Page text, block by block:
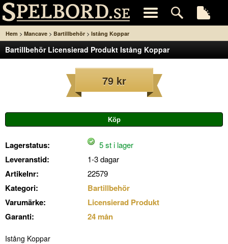
Hem > Mancave > Bartillbehör > Istång Koppar
Bartillbehör Licensierad Produkt Istång Koppar
79 kr
Lagerstatus: 5 st i lager
Leveranstid: 1-3 dagar
Artikelnr: 22579
Kategori:
Bartillbehör
Varumärke:
Licensierad Produkt
Garanti:
24 mån
Istång Koppar